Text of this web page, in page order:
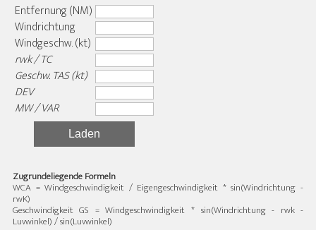
Entfernung (NM)
Windrichtung
Windgeschw. (kt)
rwk / TC
Geschw. TAS (kt)
DEV
MW / VAR
Laden
Zugrundeliegende Formeln
WCA = Windgeschwindigkeit / Eigengeschwindigkeit * sin(Windrichtung -
rwK)
Geschwindigkeit GS = Windgeschwindigkeit * sin(Windrichtung - rwk -
Luvwinkel) / sin(Luvwinkel)